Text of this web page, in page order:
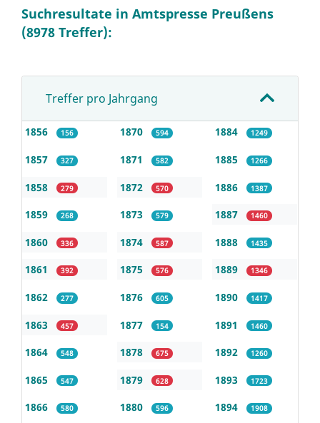
Suchresultate in Amtspresse Preußens
(8978 Treffer):
Treffer pro Jahrgang
1856 156
1857 327
1858 279
1859 268
1860 336
1861 392
1862 277
1863 457
1864 548
1865 547
1866 580
1870 594
1871 582
1872 570
1873 579
1874 587
1875 576
1876 605
1877 154
1878 675
1879 628
1880 596
1884 1249
1885 1266
1886 1387
1887 1460
1888 1435
1889 1346
1890 1417
1891 1460
1892 1260
1893 1723
1894 1908